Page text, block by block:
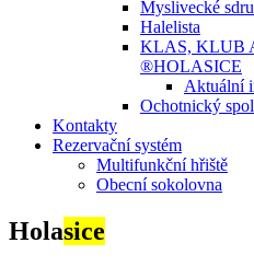
Myslivecké
Halelista
KLAS, KLUB
®HOLASICE
Aktuální
Ochotnický
Kontakty
Rezervační systém
Multifunkční hřiště
Obecní sokolovna
Holasice